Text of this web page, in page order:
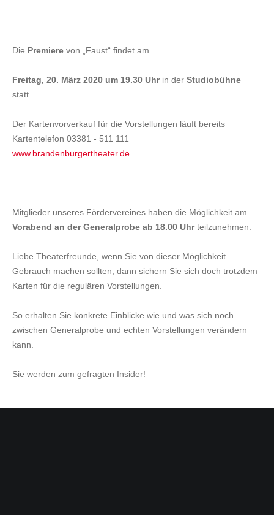
Die Premiere von „Faust“ findet am
Freitag, 20. März 2020 um 19.30 Uhrin der Studiobühne
statt.
Der Kartenvorverkauf für die Vorstellungen läuft bereits
Kartentelefon 03381 - 511 111
www.brandenburgertheater.de
Mitglieder unseres Fördervereines haben die Möglichkeit am
Vorabend an der Generalprobe ab 18.00 Uhrteilzunehmen.
Liebe Theaterfreunde, wenn Sie von dieser Möglichkeit
Gebrauch machen sollten, dann sichern Sie sich doch trotzdem
Karten für die regulären Vorstellungen.
So erhalten Sie konkrete Einblicke wie und was sich noch
zwischen Generalprobe und echten Vorstellungen verändern
kann.
Sie werden zum gefragten Insider!